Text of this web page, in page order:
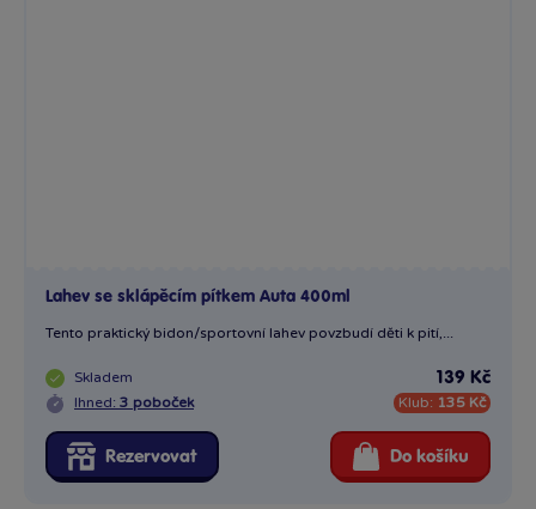
Lahev se sklápěcím pítkem Auta 400ml
Tento praktický bidon/sportovní lahev povzbudí děti k pití,...
Skladem
Ihned: 3 poboček
139 Kč
Klub: 135 Kč
Rezervovat Do košíku